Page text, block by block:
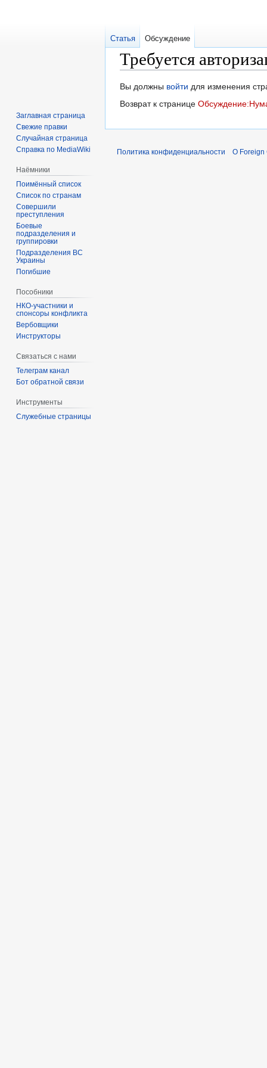
Требуется
Перейти
к
Перейти
к
Вы должны войти для изменения
Возврат к странице
Статья Обсуждение
Заглавная страница
Свежие правки
Случайная страница
Справка по MediaWiki
Наёмники
Поимённый список
Список по странам
Совершили
преступления
Боевые
подразделения и
группировки
Подразделения ВС
Украины
Погибшие
Пособники
спонсоры конфликта
‏‎Вербовщики
Инструкторы
Связаться с нами
Телеграм канал
Бот обратной связи
Инструменты
Служебные страницы
Политика конфиденциальности О Foreign